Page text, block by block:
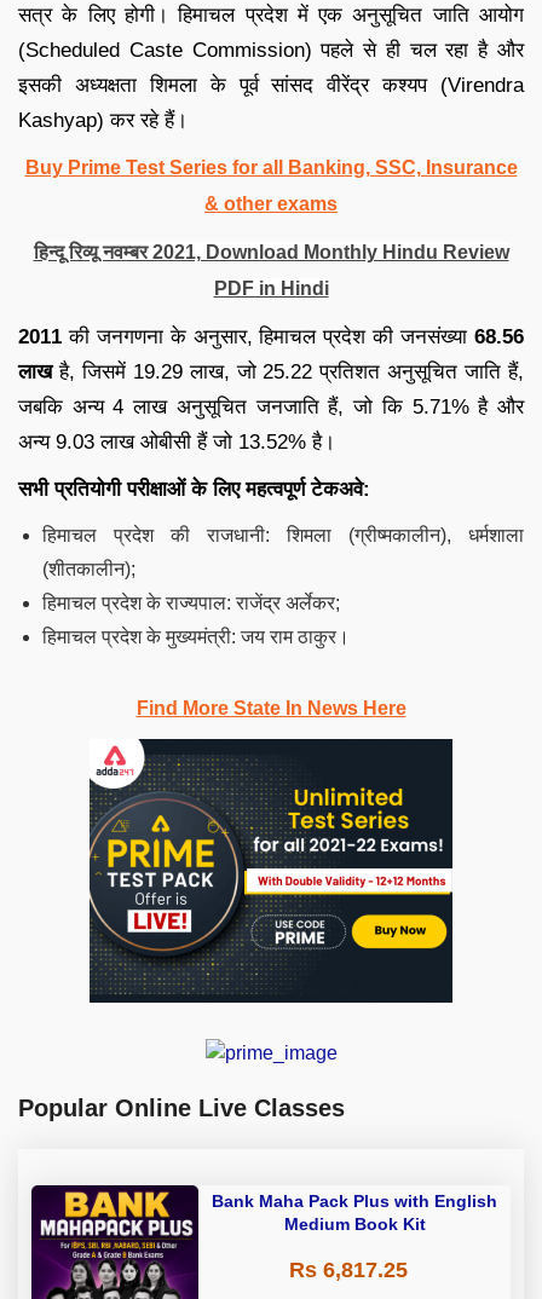
सत्र के लिए होगी। हिमाचल प्रदेश में एक अनुसूचित जाति आयोग
(Scheduled Caste Commission) पहले से ही चल रहा है और
इसकी अध्यक्षता शिमला के पूर्व सांसद वीरेंद्र कश्यप (Virendra
Kashyap) कर रहे हैं।
Buy Prime Test Series for all Banking, SSC, Insurance
& other exams
हिन्दू रिव्यू नवम्बर 2021, Download Monthly Hindu Review
PDF in Hindi
2011 की जनगणना के अनुसार, हिमाचल प्रदेश की जनसंख्या 68.56
लाखहै, जिसमें 19.29 लाख, जो 25.22 प्रतिशत अनुसूचित जाति हैं,
जबकि अन्य 4 लाख अनुसूचित जनजाति हैं, जो कि 5.71% है और
अन्य 9.03 लाख ओबीसी हैं जो 13.52% है।
सभी प्रतियोगी परीक्षाओं के लिए महत्वपूर्ण टेकअवे:
हिमाचल प्रदेश की राजधानी: शिमला (ग्रीष्मकालीन), धर्मशाला
(शीतकालीन);
हिमाचल प्रदेश के राज्यपाल: राजेंद्र अर्लेकर;
हिमाचल प्रदेश के मुख्यमंत्री: जय राम ठाकुर।
Find More State In News Here
Popular Online Live Classes
Bank Maha Pack Plus with English
Medium Book Kit
Rs 6,817.25